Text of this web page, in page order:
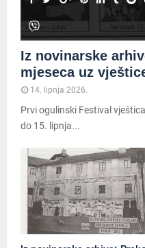
Iz novinarske
mjeseca uz
14. lipnja 2026.
Prvi ogulinski Festival
do 15. lipnja...